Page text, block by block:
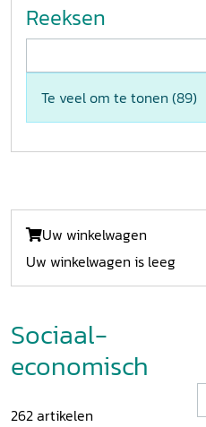
Reeksen
Te veel om te tonen (89)
Uw winkelwagen
Uw winkelwagen is leeg
Sociaal-
economisch
262artikelen